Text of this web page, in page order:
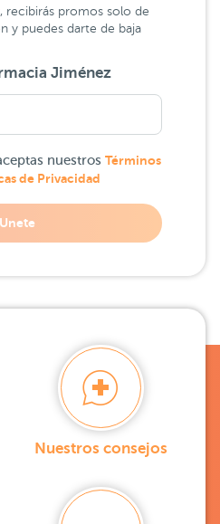
recibirás promos solo de
y puedes darte de baja
Jiménez
nuestros Términos
de Privacidad
Unete
Nuestros consejos